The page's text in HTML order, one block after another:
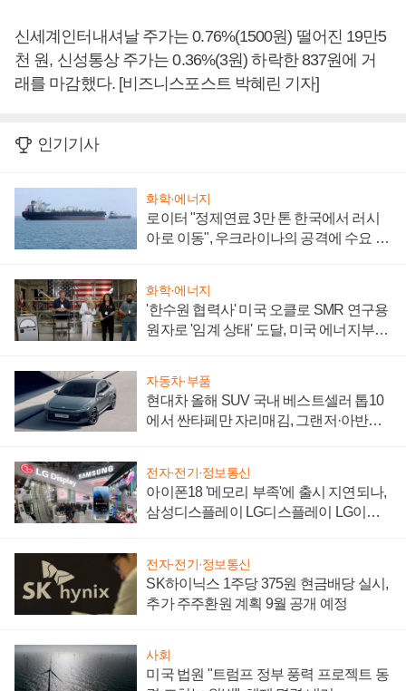
신세계인터내셔날 주가는 0.76%(1500원) 떨어진 19만5
천 원, 신성통상 주가는 0.36%(3원) 하락한 837원에 거
래를 마감했다. [비즈니스포스트 박혜린 기자]
인기기사
화학·에너지
로이터 "정제연료 3만 톤 한국에서 러시
아로 이동", 우크라이나의 공격에 수요 늘
화학·에너지
'한수원 협력사' 미국 오클로 SMR 연구용
원자로 '임계 상태' 도달, 미국 에너지부
자동차·부품
현대차 올해 SUV 국내 베스트셀러 톱10
에서 싼타페만 자리매김, 그랜저·아반떼
전자·전기·정보통신
아이폰18 '메모리 부족'에 출시 지연되나,
삼성디스플레이 LG디스플레이 LG이노
전자·전기·정보통신
SK하이닉스 1주당 375원 현금배당 실시,
추가 주주환원 계획 9월 공개 예정
사회
미국 법원 "트럼프 정부 풍력 프로젝트 동